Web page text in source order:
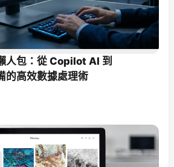
人包：從 Copilot AI 到
的高效數據處理術